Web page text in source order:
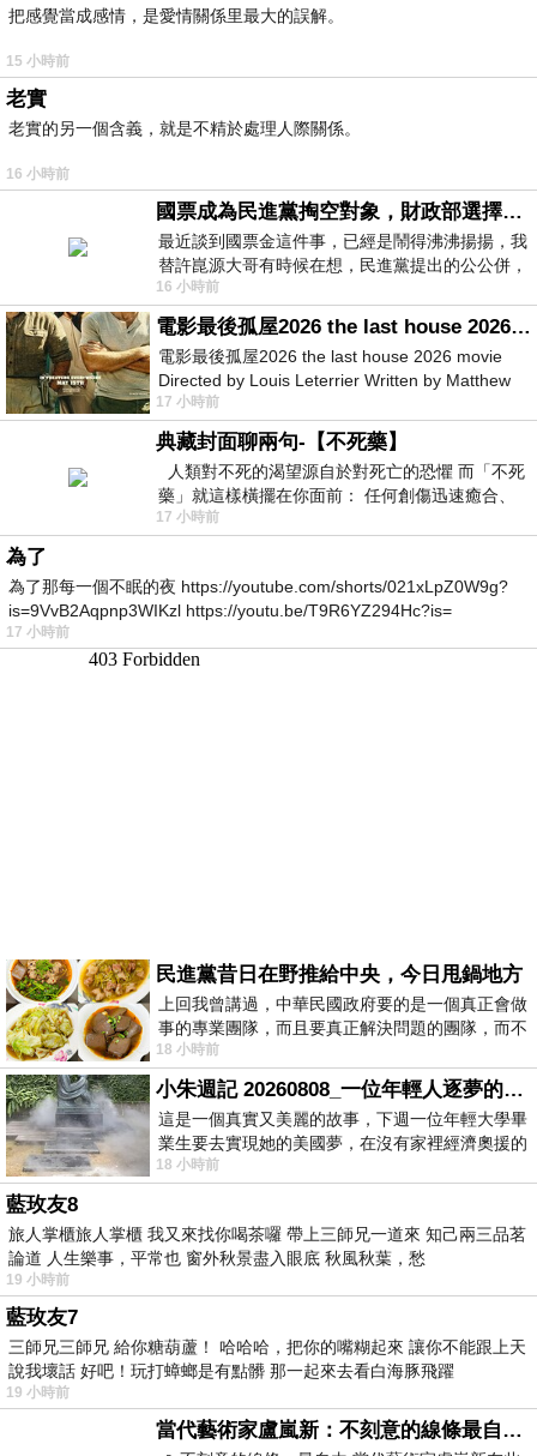
把感覺當成感情，是愛情關係里最大的誤解。
15 小時前
老實
老實的另一個含義，就是不精於處理人際關係。
16 小時前
國票成為民進黨掏空對象，財政部選擇性失憶
最近談到國票金這件事，已經是鬧得沸沸揚揚，我
替許崑源大哥有時候在想，民進黨提出的公公併，
其實就是想要國庫通黨庫，鬧出最大的醜
16 小時前
電影最後孤屋2026 the last house 2026 movie
電影最後孤屋2026 the last house 2026 movie
Directed by Louis Leterrier Written by Matthew
Robinson Starring Greta Lee Wa
17 小時前
典藏封面聊兩句-【不死藥】
人類對不死的渴望源自於對死亡的恐懼 而「不死
藥」就這樣橫擺在你面前： 任何創傷迅速癒合、
停止衰老、痛覺消失…堪
17 小時前
為了
為了那每一個不眠的夜 https://youtube.com/shorts/021xLpZ0W9g?
is=9VvB2Aqpnp3WIKzl https://youtu.be/T9R6YZ294Hc?is=
17 小時前
民進黨昔日在野推給中央，今日甩鍋地方
上回我曾講過，中華民國政府要的是一個真正會做
事的專業團隊，而且要真正解決問題的團隊，而不
是只會到處甩鍋的雙標團隊，最近民進黨
18 小時前
小朱週記 20260808_一位年輕人逐夢的真實故事
這是一個真實又美麗的故事，下週一位年輕大學畢
業生要去實現她的美國夢，在沒有家裡經濟奧援的
情況下，靠著自我努力工作累積出國基
18 小時前
藍玫友8
旅人掌櫃旅人掌櫃 我又來找你喝茶囉 帶上三師兄一道來 知己兩三品茗
論道 人生樂事，平常也 窗外秋景盡入眼底 秋風秋葉，愁
19 小時前
藍玫友7
三師兄三師兄 給你糖葫蘆！ 哈哈哈，把你的嘴糊起來 讓你不能跟上天
說我壞話 好吧！玩打蟑螂是有點髒 那一起來去看白海豚飛躍
19 小時前
當代藝術家盧嵐新：不刻意的線條最自由，讓色彩流動、筆觸自己說話